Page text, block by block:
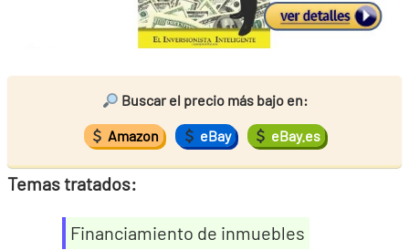
Buscar el precio más bajo en:
Amazon eBay eBay.es
Temas tratados:
Financiamiento de inmuebles